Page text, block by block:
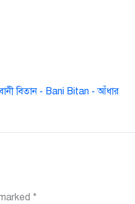
বিতান - Bani Bitan - আঁধার
*